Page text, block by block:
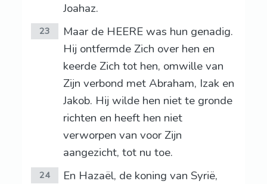
Joahaz.
23
Maar de HEERE was hun genadig.
Hij ontfermde Zich over hen en
keerde Zich tot hen, omwille van
Zijn verbond met Abraham, Izak en
Jakob. Hij wilde hen niet te gronde
richten en heeft hen niet
verworpen van voor Zijn
aangezicht, tot nu toe.
24
En Hazaël, de koning van Syrië,